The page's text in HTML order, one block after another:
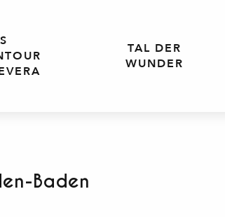
TAL DER
WUNDER
Baden